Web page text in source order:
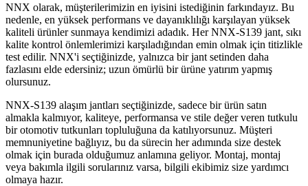
NNX olarak, müşterilerimizin en iyisini istediğinin farkındayız. Bu
nedenle, en yüksek performans ve dayanıklılığı karşılayan yüksek
kaliteli ürünler sunmaya kendimizi adadık. Her NNX-S139 jant, sıkı
kalite kontrol önlemlerimizi karşıladığından emin olmak için titizlikle
test edilir. NNX'i seçtiğinizde, yalnızca bir jant setinden daha
fazlasını elde edersiniz; uzun ömürlü bir ürüne yatırım yapmış
olursunuz.
NNX-S139 alaşım jantları seçtiğinizde, sadece bir ürün satın
almakla kalmıyor, kaliteye, performansa ve stile değer veren tutkulu
bir otomotiv tutkunları topluluğuna da katılıyorsunuz. Müşteri
memnuniyetine bağlıyız, bu da sürecin her adımında size destek
olmak için burada olduğumuz anlamına geliyor. Montaj, montaj
veya bakımla ilgili sorularınız varsa, bilgili ekibimiz size yardımcı
olmaya hazır.